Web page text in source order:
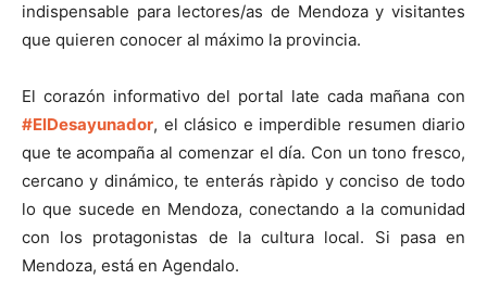
indispensable para lectores/as de Mendoza y visitantes
que quieren conocer al máximo la provincia.
El corazón informativo del portal late cada mañana con
#ElDesayunador, el clásico e imperdible resumen diario
que te acompaña al comenzar el día. Con un tono fresco,
cercano y dinámico, te enterás ràpido y conciso de todo
lo que sucede en Mendoza, conectando a la comunidad
con los protagonistas de la cultura local. Si pasa en
Mendoza, está en Agendalo.